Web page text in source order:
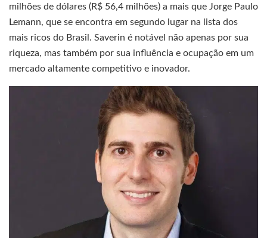
milhões de dólares (R$ 56,4 milhões) a mais que Jorge Paulo
Lemann, que se encontra em segundo lugar na lista dos
mais ricos do Brasil. Saverin é notável não apenas por sua
riqueza, mas também por sua influência e ocupação em um
mercado altamente competitivo e inovador.